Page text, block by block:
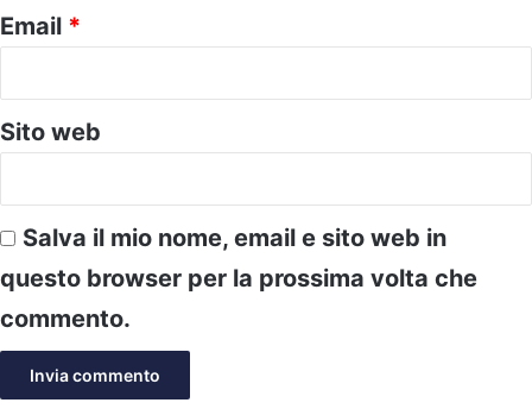
Email *
Sito web
Salva il mio nome, email e sito web in
questo browser per la prossima volta che
commento.